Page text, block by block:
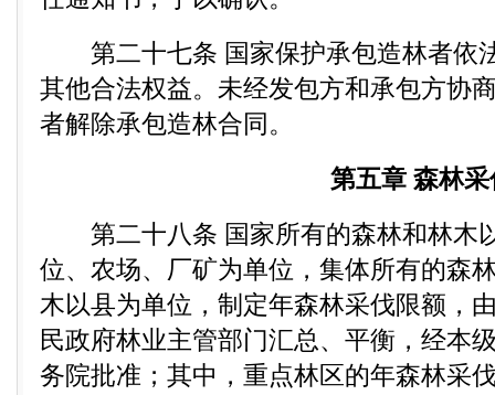
第二十七条 国家保护承包造林者依
其他合法权益。未经发包方和承包方协
者解除承包造林合同。
第五章 森林采
第二十八条 国家所有的森林和林木
位、农场、厂矿为单位，集体所有的森
木以县为单位，制定年森林采伐限额，
民政府林业主管部门汇总、平衡，经本
务院批准；其中，重点林区的年森林采